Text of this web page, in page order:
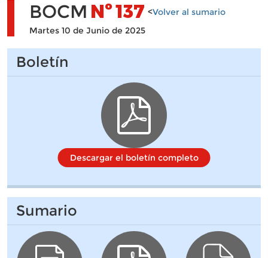
BOCM Nº137 <Volver al sumario
Martes 10 de Junio de 2025
Boletín
Descargar el boletín completo
Sumario